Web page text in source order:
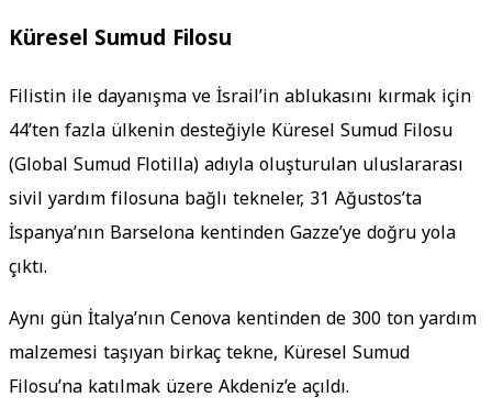
Küresel Sumud Filosu
Filistin ile dayanışma ve İsrail’in ablukasını kırmak için
44’ten fazla ülkenin desteğiyle Küresel Sumud Filosu
(Global Sumud Flotilla) adıyla oluşturulan uluslararası
sivil yardım filosuna bağlı tekneler, 31 Ağustos’ta
İspanya’nın Barselona kentinden Gazze’ye doğru yola
çıktı.
Aynı gün İtalya’nın Cenova kentinden de 300 ton yardım
malzemesi taşıyan birkaç tekne, Küresel Sumud
Filosu’na katılmak üzere Akdeniz’e açıldı.